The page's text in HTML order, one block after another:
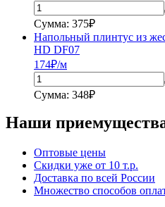
Сумма: 375₽
Напольный плинтус из
HD DF07
174₽/м
Сумма: 348₽
Наши
Оптовые цены
Скидки уже от 10 т.р.
Доставка по всей России
Множество способов